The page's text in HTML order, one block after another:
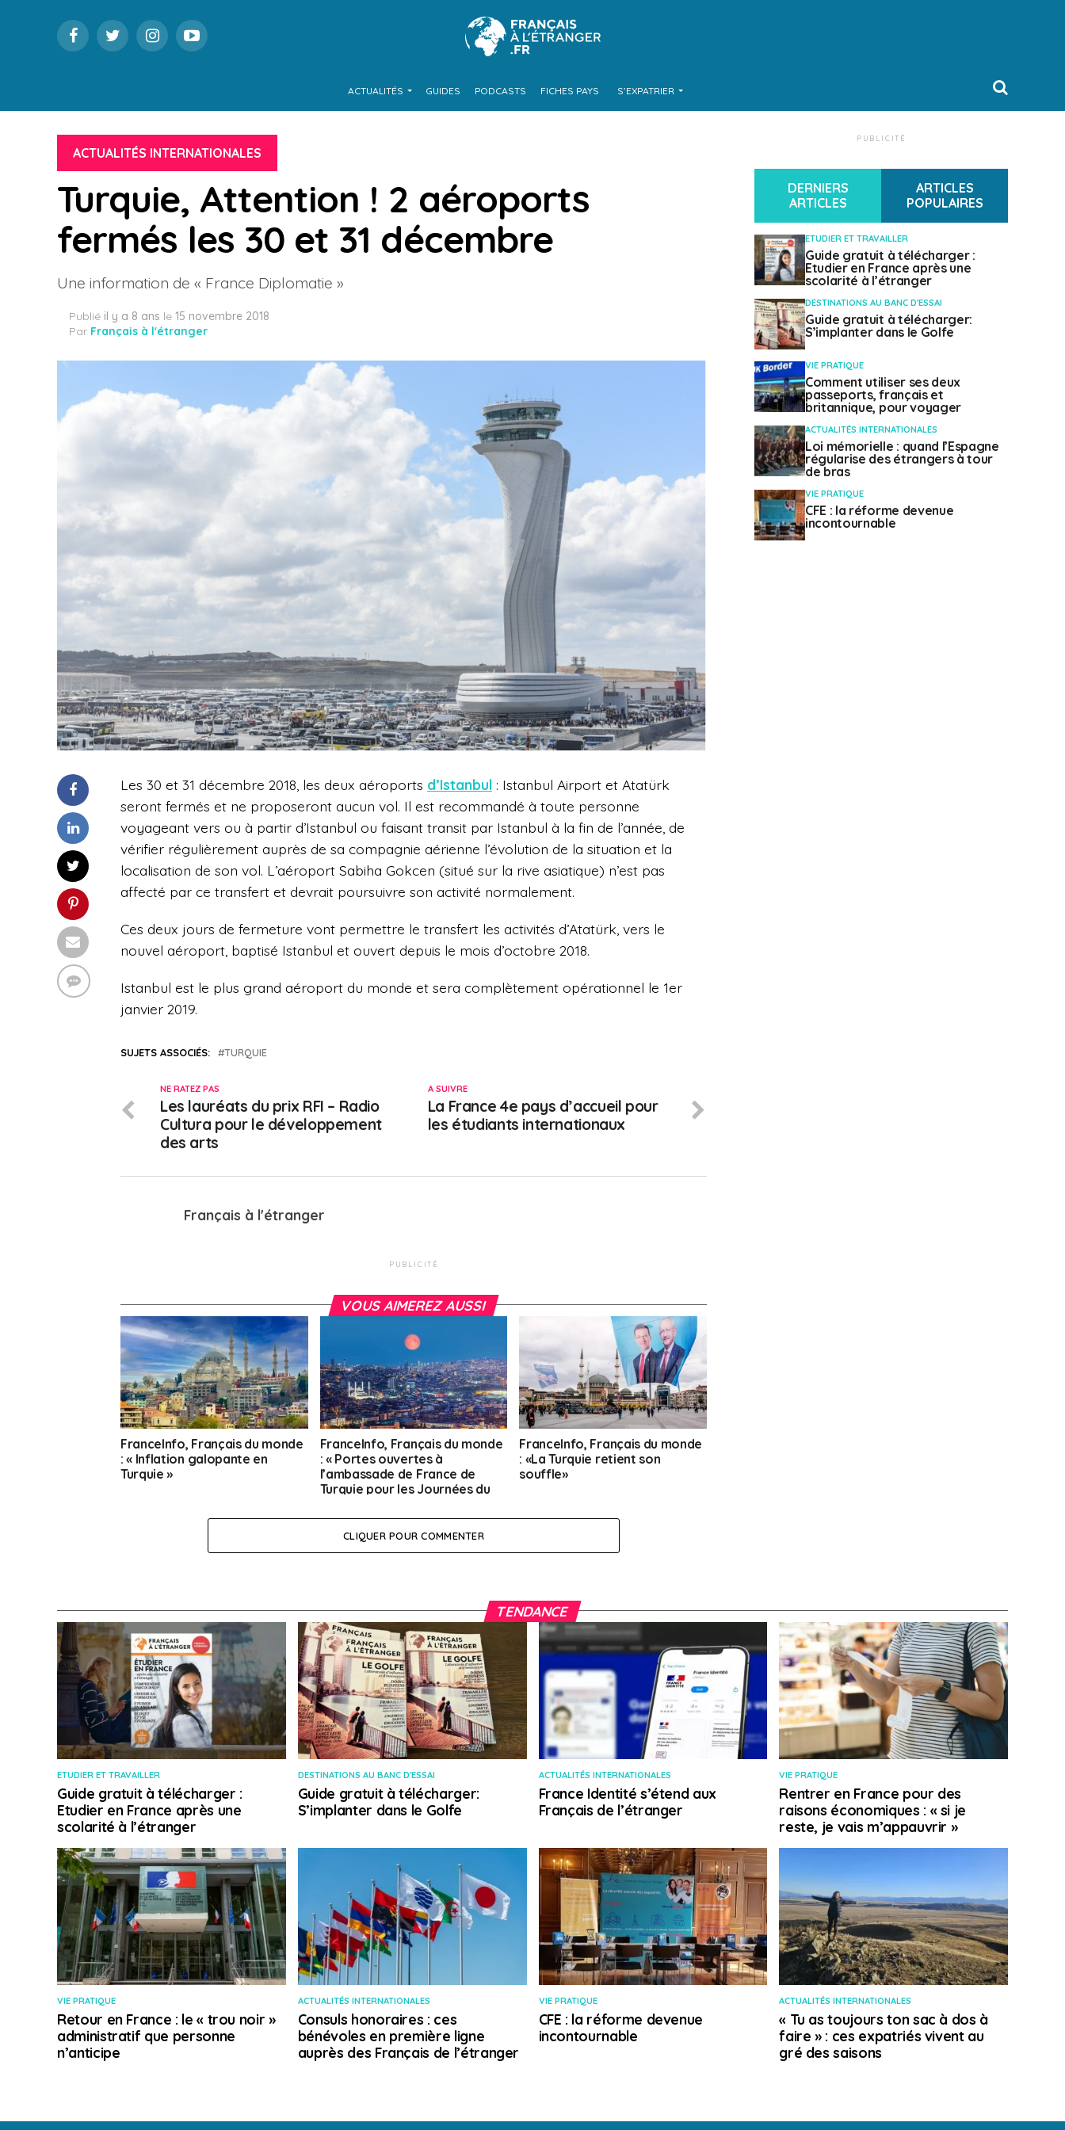
ACTUALITÉS GUIDES PODCASTS FICHES PAYS S’EXPATRIER
ACTUALITÉS INTERNATIONALES
Turquie, Attention ! 2 aéroports
fermés les 30 et 31 décembre
Une information de « France Diplomatie »
Publié il y a 8 ans le 15 novembre 2018
Par Français à l'étranger
Les 30 et 31 décembre 2018, les deux aéroports d’Istanbul : Istanbul Airport et Atatürk
seront fermés et ne proposeront aucun vol. Il est recommandé à toute personne
voyageant vers ou à partir d’Istanbul ou faisant transit par Istanbul à la fin de l’année, de
vérifier régulièrement auprès de sa compagnie aérienne l’évolution de la situation et la
localisation de son vol. L’aéroport Sabiha Gokcen (situé sur la rive asiatique) n’est pas
affecté par ce transfert et devrait poursuivre son activité normalement.
Ces deux jours de fermeture vont permettre le transfert les activités d’Atatürk, vers le
nouvel aéroport, baptisé Istanbul et ouvert depuis le mois d’octobre 2018.
Istanbul est le plus grand aéroport du monde et sera complètement opérationnel le 1er
janvier 2019.
SUJETS ASSOCIÉS: TURQUIE
A SUIVRE
La France 4e pays d’accueil pour
les étudiants internationaux
NE RATEZ PAS
Les lauréats du prix RFI – Radio
Cultura pour le développement
des arts
Français à l'étranger
PUBLICITÉ
VOUS AIMEREZ AUSSI
FranceInfo, Français du monde
: « Inflation galopante en
Turquie »
FranceInfo, Français du monde
: « Portes ouvertes à
l’ambassade de France de
Turquie pour les Journées du
FranceInfo, Français du monde
: «La Turquie retient son
souffle»
CLIQUER POUR COMMENTER
PUBLICITÉ
DERNIERS
ARTICLES
ARTICLES
POPULAIRES
ETUDIER ET TRAVAILLER
Guide gratuit à télécharger :
Etudier en France après une
scolarité à l’étranger
DESTINATIONS AU BANC D'ESSAI
Guide gratuit à télécharger:
S’implanter dans le Golfe
VIE PRATIQUE
Comment utiliser ses deux
passeports, français et
britannique, pour voyager
ACTUALITÉS INTERNATIONALES
Loi mémorielle : quand l’Espagne
régularise des étrangers à tour
de bras
VIE PRATIQUE
CFE : la réforme devenue
incontournable
TENDANCE
ETUDIER ET TRAVAILLER
Guide gratuit à télécharger :
Etudier en France après une
scolarité à l’étranger
DESTINATIONS AU BANC D'ESSAI
Guide gratuit à télécharger:
S’implanter dans le Golfe
ACTUALITÉS INTERNATIONALES
France Identité s’étend aux
Français de l’étranger
VIE PRATIQUE
Rentrer en France pour des
raisons économiques : « si je
reste, je vais m’appauvrir »
VIE PRATIQUE
Retour en France : le « trou noir »
administratif que personne
n’anticipe
ACTUALITÉS INTERNATIONALES
Consuls honoraires : ces
bénévoles en première ligne
auprès des Français de l’étranger
VIE PRATIQUE
CFE : la réforme devenue
incontournable
ACTUALITÉS INTERNATIONALES
« Tu as toujours ton sac à dos à
faire » : ces expatriés vivent au
gré des saisons